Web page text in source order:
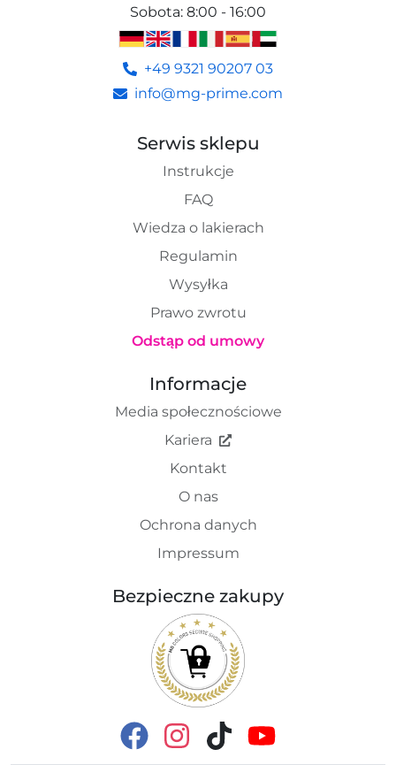
Sobota: 8:00 - 16:00
+49 9321 90207 03
info@mg-prime.com
Serwis sklepu
Instrukcje
FAQ
Wiedza o lakierach
Regulamin
Wysyłka
Prawo zwrotu
Odstąp od umowy
Informacje
Media społecznościowe
Kariera
Kontakt
O nas
Ochrona danych
Impressum
Bezpieczne zakupy